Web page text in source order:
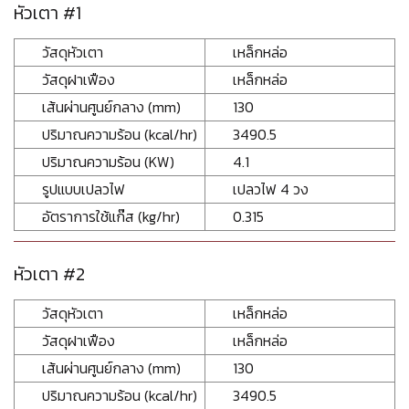
หัวเตา #1
วัสดุหัวเตา
เหล็กหล่อ
วัสดุฝาเฟือง
เหล็กหล่อ
เส้นผ่านศูนย์กลาง (mm)
130
ปริมาณความร้อน (kcal/hr)
3490.5
ปริมาณความร้อน (KW)
4.1
รูปแบบเปลวไฟ
เปลวไฟ 4 วง
อัตราการใช้แก๊ส (kg/hr)
0.315
หัวเตา #2
วัสดุหัวเตา
เหล็กหล่อ
วัสดุฝาเฟือง
เหล็กหล่อ
เส้นผ่านศูนย์กลาง (mm)
130
ปริมาณความร้อน (kcal/hr)
3490.5